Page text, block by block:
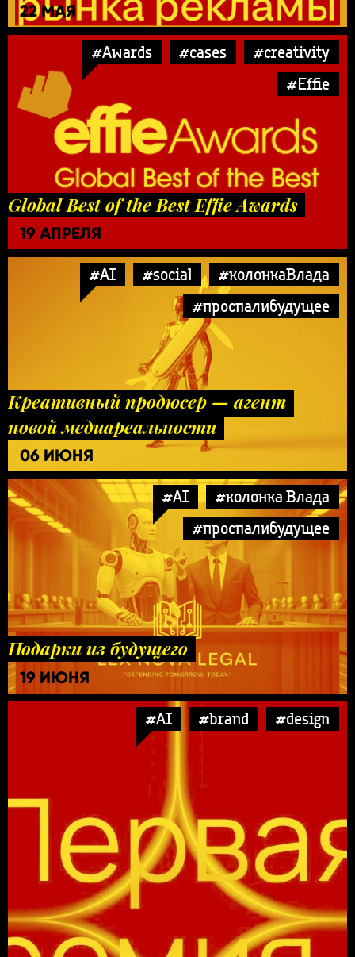
22 МАЯ
#Awards #cases
#creativity
#Effie
Global Best of the Best Effie Awards
19 АПРЕЛЯ
#AI #social
#колонкаВлада
#проспалибудущее
Креативный продюсер — агент
новой медиареальности
06 ИЮНЯ
#AI
#колонка Влада
#проспалибудущее
Подарки из будущего
19 ИЮНЯ
#AI #brand #design